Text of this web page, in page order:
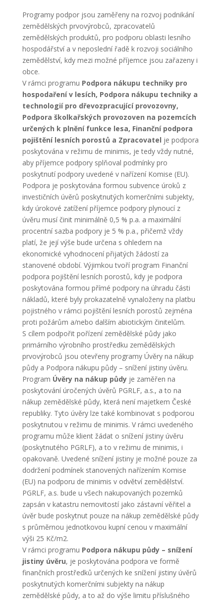
Programy podpor jsou zaměřeny na rozvoj podnikání
zemědělských prvovýrobců, zpracovatelů
zemědělských produktů, pro podporu oblasti lesního
hospodářství a v neposlední řadě k rozvoji sociálního
zemědělství, kdy mezi možné příjemce jsou zařazeny i
obce.
V rámci programu Podpora nákupu techniky pro
hospodaření v lesích, Podpora nákupu techniky a
technologií pro dřevozpracující provozovny,
Podpora školkařských provozoven na pozemcích
určených k plnění funkce lesa, Finanční podpora
pojištění lesních porostů a Zpracovatel je podpora
poskytována v režimu de minimis, je tedy vždy nutné,
aby příjemce podpory splňoval podmínky pro
poskytnutí podpory uvedené v nařízení Komise (EU).
Podpora je poskytována formou subvence úroků z
investičních úvěrů poskytnutých komerčními subjekty,
kdy úrokové zatížení příjemce podpory plynoucí z
úvěru musí činit minimálně 0,5 % p.a. a maximální
procentní sazba podpory je 5 % p.a., přičemž vždy
platí, že její výše bude určena s ohledem na
ekonomické vyhodnocení přijatých žádostí za
stanovené období. Výjimkou tvoří program Finanční
podpora pojištění lesních porostů, kdy je podpora
poskytována formou přímé podpory na úhradu části
nákladů, které byly prokazatelně vynaloženy na platbu
pojistného v rámci pojištění lesních porostů zejména
proti požárům a/nebo dalším abiotickým činitelům.
S cílem podpořit pořízení zemědělské půdy jako
primárního výrobního prostředku zemědělských
prvovýrobců jsou otevřeny programy Úvěry na nákup
půdy a Podpora nákupu půdy – snížení jistiny úvěru.
Program Úvěry na nákup půdyje zaměřen na
poskytování úročených úvěrů PGRLF, a.s., a to na
nákup zemědělské půdy, která není majetkem České
republiky. Tyto úvěry lze také kombinovat s podporou
poskytnutou v režimu de minimis. V rámci uvedeného
programu může klient žádat o snížení jistiny úvěru
(poskytnutého PGRLF), a to v režimu de minimis, i
opakovaně. Uvedené snížení jistiny je možné pouze za
dodržení podmínek stanovených nařízením Komise
(EU) na podporu de minimis v odvětví zemědělství.
PGRLF, a.s. bude u všech nakupovaných pozemků
zapsán v katastru nemovitostí jako zástavní věřitel a
úvěr bude poskytnut pouze na nákup zemědělské půdy
s průměrnou jednotkovou kupní cenou v maximální
výši 25 Kč/m2.
V rámci programu Podpora nákupu půdy – snížení
jistiny úvěru, je poskytována podpora ve formě
finančních prostředků určených ke snížení jistiny úvěrů
poskytnutých komerčními subjekty na nákup
zemědělské půdy, a to až do výše limitu příslušného